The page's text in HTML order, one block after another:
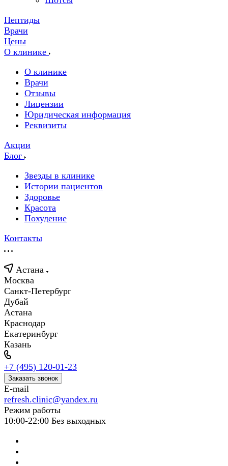
Пептиды
Врачи
Цены
О клинике
О клинике
Врачи
Отзывы
Лицензии
Юридическая информация
Реквизиты
Акции
Блог
Звезды в клинике
Истории пациентов
Здоровье
Красота
Похудение
Контакты
Астана
Москва
Санкт-Петербург
Дубай
Астана
Краснодар
Екатеринбург
Казань
+7 (495) 120-01-23
Заказать звонок
E-mail
refresh.clinic@yandex.ru
Режим работы
10:00-22:00 Без выходных